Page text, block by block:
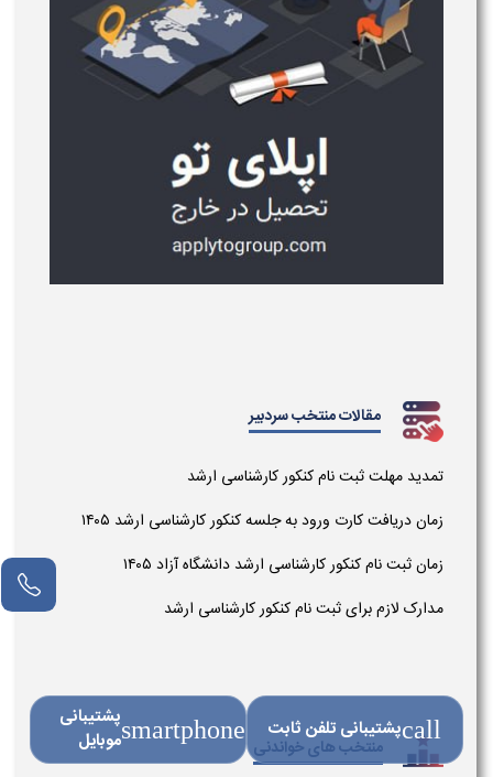
مقالات منتخب سردبیر
تمدید مهلت ثبت نام کنکور کارشناسی ارشد
زمان دریافت کارت ورود به جلسه کنکور کارشناسی ارشد ۱۴۰۵
زمان ثبت نام کنکور کارشناسی ارشد دانشگاه آزاد ۱۴۰۵
مدارک لازم برای ثبت نام کنکور کارشناسی ارشد
منتخب های خواندنی
callپشتیبانی تلفن ثابت smartphoneپشتیبانی
موبایل